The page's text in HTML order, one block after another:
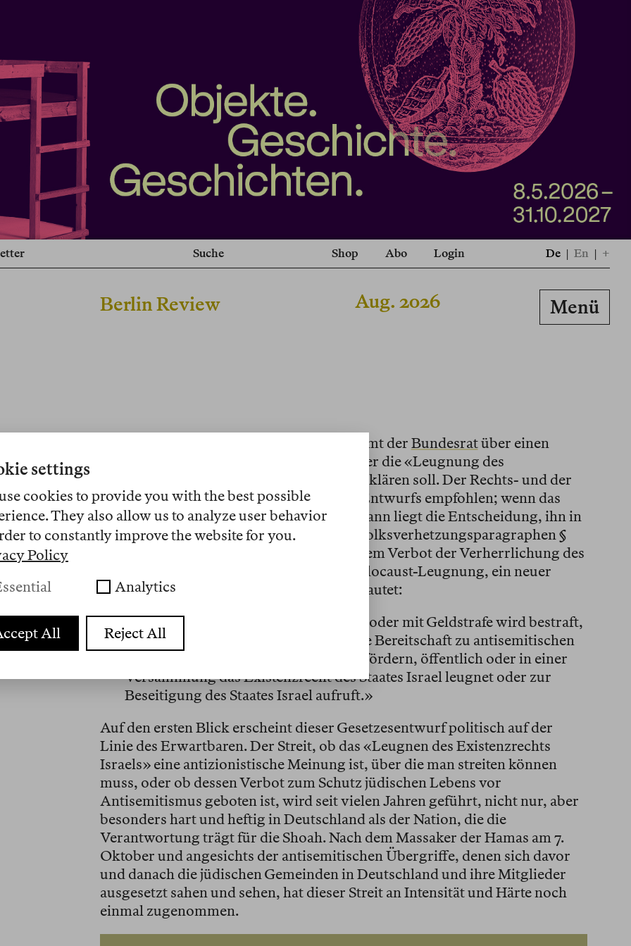
Suche Shop Abo Login De | En | +
Berlin Review Aug. 2026 Menü
An diesem Freitag, dem 10. Juli 2026, stimmt der Bundesratüber einen
Gesetzesentwurf des Landes Hessen ab, der die «Leugnung des
Existenzrechts Israels» zu einer Straftat erklären soll. Der Rechts- und der
Innenausschuss haben die Annahme des Entwurfs empfohlen; wenn das
Plenum dem folgt (was zu vermuten ist), dann liegt die Entscheidung, ihn in
Kraft zu setzen, beim Bundestag. In den Volksverhetzungsparagraphen §
130 des Strafgesetzbuchs soll, direkt vor dem Verbot der Verherrlichung des
NS-Regimes und nach dem Verbot der Holocaust-Leugnung, ein neuer
Absatz 4 eingefügt werden, der wie folgt lautet:
«Mit Freiheitsstrafe bis zu fünf Jahren oder mit Geldstrafe wird bestraft,
wer in einer Weise, die geeignet ist, die Bereitschaft zu antisemitischen
Gewalt- oder Willkürmaßnahmen zu fördern, öffentlich oder in einer
Versammlung das Existenzrecht des Staates Israel leugnet oder zur
Beseitigung des Staates Israel aufruft.»
Auf den ersten Blick erscheint dieser Gesetzesentwurf politisch auf der
Linie des Erwartbaren. Der Streit, ob das «Leugnen des Existenzrechts
Israels» eine antizionistische Meinung ist, über die man streiten können
muss, oder ob dessen Verbot zum Schutz jüdischen Lebens vor
Antisemitismus geboten ist, wird seit vielen Jahren geführt, nicht nur, aber
besonders hart und heftig in Deutschland als der Nation, die die
Verantwortung trägt für die Shoah. Nach dem Massaker der Hamas am 7.
Oktober und angesichts der antisemitischen Übergriffe, denen sich davor
und danach die jüdischen Gemeinden in Deutschland und ihre Mitglieder
ausgesetzt sahen und sehen, hat dieser Streit an Intensität und Härte noch
einmal zugenommen.
settings
cookies to provide you with the best possible
They also allow us to analyze user behavior
to constantly improve the website for you.
Policy
Analytics
All Reject All